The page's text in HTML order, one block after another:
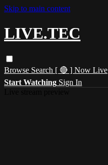
Skip to main content
LIVE.TEC
Browse Search [ 🔴 ] Now Live
Start Watching Sign In